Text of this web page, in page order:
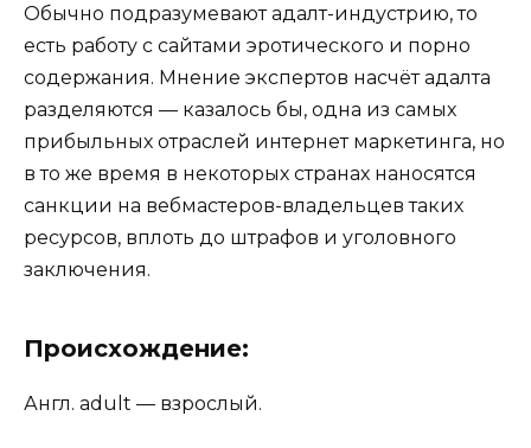
Обычно подразумевают адалт-индустрию, то
есть работу с сайтами эротического и порно
содержания. Мнение экспертов насчёт адалта
разделяются — казалось бы, одна из самых
прибыльных отраслей интернет маркетинга, но
в то же время в некоторых странах наносятся
санкции на вебмастеров-владельцев таких
ресурсов, вплоть до штрафов и уголовного
заключения.
Происхождение:
Англ. adult — взрослый.